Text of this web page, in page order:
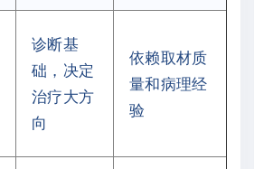
诊断基
础，决定
治疗大方
向
依赖取材质
量和病理经
验